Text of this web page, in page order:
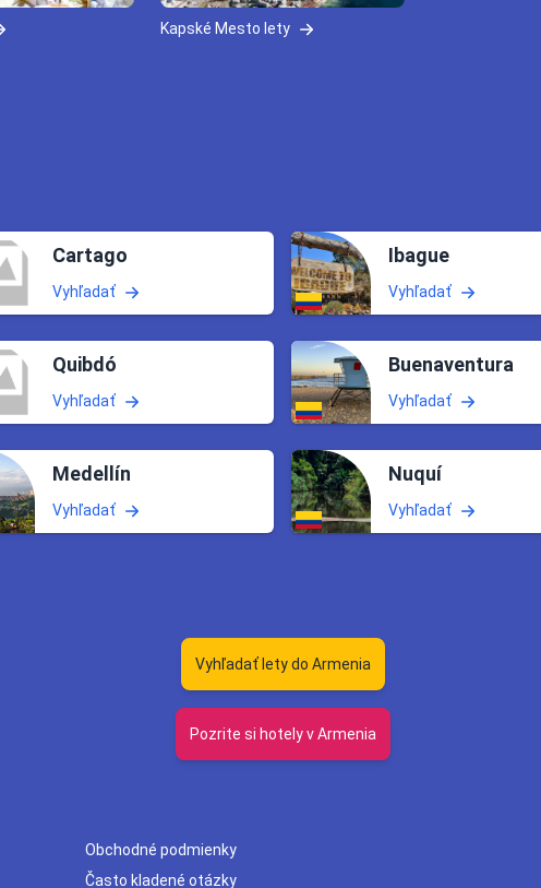
Kapské Mesto lety
Cartago
Vyhľadať
Ibague
Vyhľadať
Quibdó
Vyhľadať
Buenaventura
Vyhľadať
Medellín
Vyhľadať
Nuquí
Vyhľadať
Vyhľadať lety do Armenia
Pozrite si hotely v Armenia
Obchodné podmienky
Často kladené otázky